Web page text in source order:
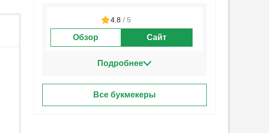
4.8 / 5
Обзор Сайт
Подробнее
Все букмекеры